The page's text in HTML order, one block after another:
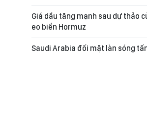
Giá dầu tăng mạnh sau dự thảo
eo biển Hormuz
Saudi Arabia đối mặt làn sóng